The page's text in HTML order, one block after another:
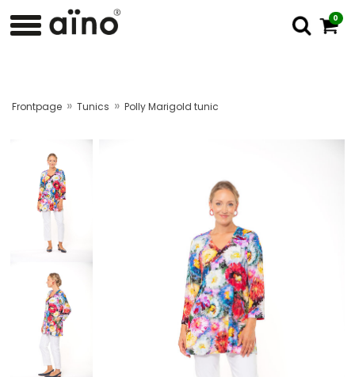
0
Frontpage » Tunics » Polly Marigold tunic